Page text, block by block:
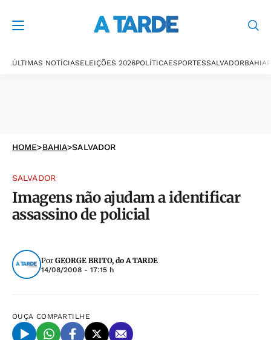
ÚLTIMAS NOTÍCIASELEIÇÕES 2026POLÍTICAESPORTESSALVADORBAHIA
HOME>BAHIA>SALVADOR
SALVADOR
Imagens não ajudam a identificar
assassino de policial
Por GEORGE BRITO, do A TARDE
14/08/2008 - 17:15 h
OUÇA COMPARTILHE